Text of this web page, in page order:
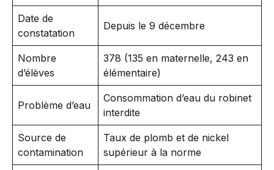
Date de
constatation
Depuis le 9 décembre
Nombre
d’élèves
378 (135 en maternelle, 243 en
élémentaire)
Problème d’eau
Consommation d’eau du robinet
interdite
Source de
contamination
Taux de plomb et de nickel
supérieur à la norme